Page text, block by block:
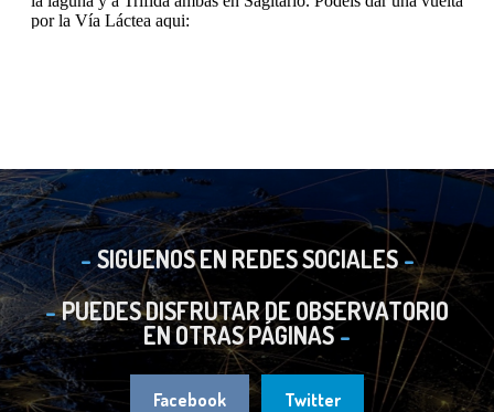
SIGUENOS EN REDES SOCIALES
PUEDES DISFRUTAR DE OBSERVATORIO
EN OTRAS PÁGINAS
Facebook Twitter